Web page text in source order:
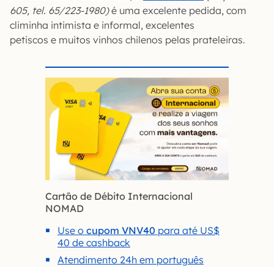
605, tel. 65/223-1980)é uma excelente pedida, com
climinha intimista e informal, excelentes
petiscos e muitos vinhos chilenos pelas prateleiras.
Cartão de Débito Internacional
NOMAD
Use o cupom VNV40 para até US$
40 de cashback
Atendimento 24h em português